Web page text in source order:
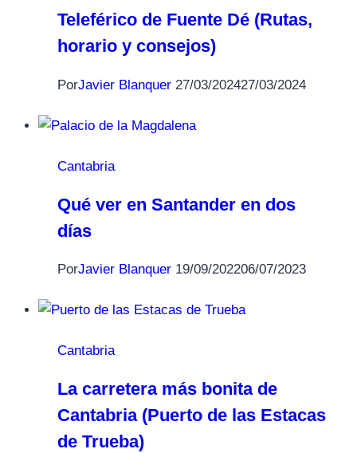
Teleférico de Fuente Dé (Rutas,
horario y consejos)
PorJavier Blanquer 27/03/202427/03/2024
Cantabria
Qué ver en Santander en dos
días
PorJavier Blanquer 19/09/202206/07/2023
Cantabria
La carretera más bonita de
Cantabria (Puerto de las Estacas
de Trueba)